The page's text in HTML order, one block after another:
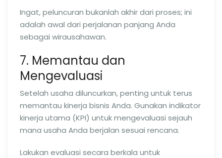
Ingat, peluncuran bukanlah akhir dari proses; ini
adalah awal dari perjalanan panjang Anda
sebagai wirausahawan.
7. Memantau dan
Mengevaluasi
Setelah usaha diluncurkan, penting untuk terus
memantau kinerja bisnis Anda. Gunakan indikator
kinerja utama (KPI) untuk mengevaluasi sejauh
mana usaha Anda berjalan sesuai rencana.
Lakukan evaluasi secara berkala untuk